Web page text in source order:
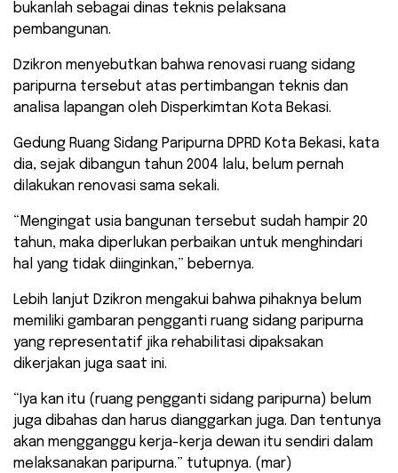
bukanlah sebagai dinas teknis pelaksana
pembangunan.
Dzikron menyebutkan bahwa renovasi ruang sidang
paripurna tersebut atas pertimbangan teknis dan
analisa lapangan oleh Disperkimtan Kota Bekasi.
Gedung Ruang Sidang Paripurna DPRD Kota Bekasi, kata
dia, sejak dibangun tahun 2004 lalu, belum pernah
dilakukan renovasi sama sekali.
“Mengingat usia bangunan tersebut sudah hampir 20
tahun, maka diperlukan perbaikan untuk menghindari
hal yang tidak diinginkan,” bebernya.
Lebih lanjut Dzikron mengakui bahwa pihaknya belum
memiliki gambaran pengganti ruang sidang paripurna
yang representatif jika rehabilitasi dipaksakan
dikerjakan juga saat ini.
“Iya kan itu (ruang pengganti sidang paripurna) belum
juga dibahas dan harus dianggarkan juga. Dan tentunya
akan mengganggu kerja-kerja dewan itu sendiri dalam
melaksanakan paripurna.” tutupnya. (mar)